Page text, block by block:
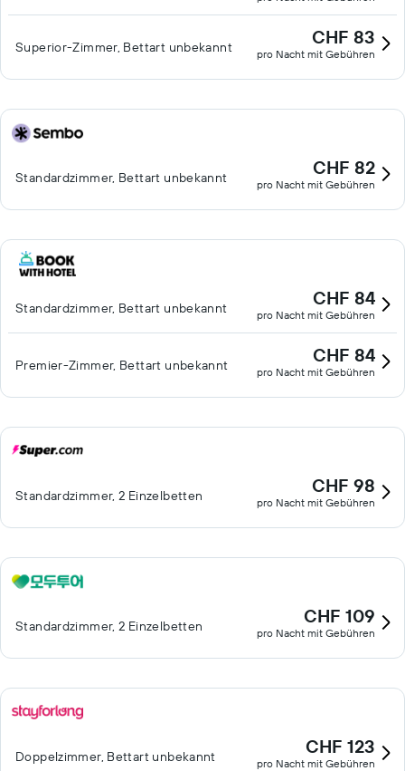
Superior-Zimmer, Bettart unbekannt CHF 83
pro Nacht mit Gebühren
Standardzimmer, Bettart unbekannt CHF 82
pro Nacht mit Gebühren
Standardzimmer, Bettart unbekannt CHF 84
pro Nacht mit Gebühren
Premier-Zimmer, Bettart unbekannt CHF 84
pro Nacht mit Gebühren
Standardzimmer, 2 Einzelbetten CHF 98
pro Nacht mit Gebühren
Standardzimmer, 2 Einzelbetten CHF 109
pro Nacht mit Gebühren
Doppelzimmer, Bettart unbekannt CHF 123
pro Nacht mit Gebühren